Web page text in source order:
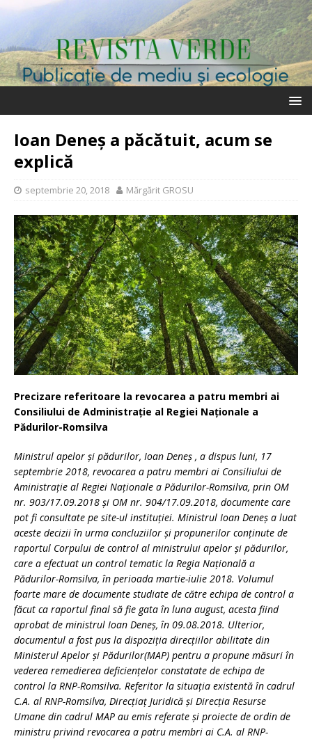
Ioan Deneș a păcătuit, acum se
explică
septembrie 20, 2018 Mărgărit GROSU
Precizare referitoare la revocarea a patru membri ai
Consiliului de Administrație al Regiei Naționale a
Pădurilor-Romsilva
Ministrul apelor și pădurilor, Ioan Deneș , a dispus luni, 17
septembrie 2018, revocarea a patru membri ai Consiliului de
Aministrație al Regiei Naționale a Pădurilor-Romsilva, prin OM
nr. 903/17.09.2018 și OM nr. 904/17.09.2018, documente care
pot fi consultate pe site-ul instituției. Ministrul Ioan Deneș a luat
aceste decizii în urma concluziilor și propunerilor conținute de
raportul Corpului de control al ministrului apelor și pădurilor,
care a efectuat un control tematic la Regia Națională a
Pădurilor-Romsilva, în perioada martie-iulie 2018. Volumul
foarte mare de documente studiate de către echipa de control a
făcut ca raportul final să fie gata în luna august, acesta fiind
aprobat de ministrul Ioan Deneș, în 09.08.2018. Ulterior,
documentul a fost pus la dispoziția direcțiilor abilitate din
Ministerul Apelor și Pădurilor(MAP) pentru a propune măsuri în
vederea remedierea deficiențelor constatate de echipa de
control la RNP-Romsilva. Referitor la situația existentă în cadrul
C.A. al RNP-Romsilva, Direcțiaț Juridică și Direcția Resurse
Umane din cadrul MAP au emis referate și proiecte de ordin de
ministru privind revocarea a patru membri ai C.A. al RNP-